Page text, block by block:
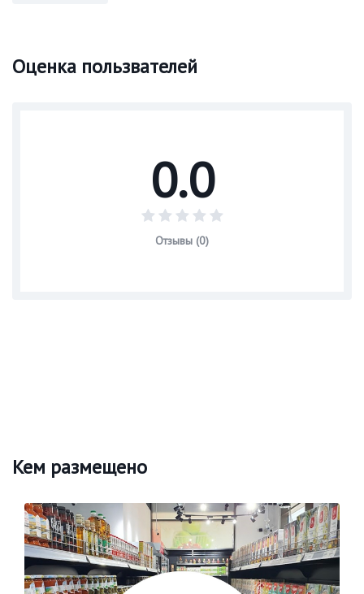
Оценка пользвателей
0.0
Отзывы (0)
Кем размещено